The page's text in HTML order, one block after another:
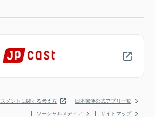
メントに関する考え方
日本郵便公式アプリ一覧
ソーシャルメディア
サイトマップ